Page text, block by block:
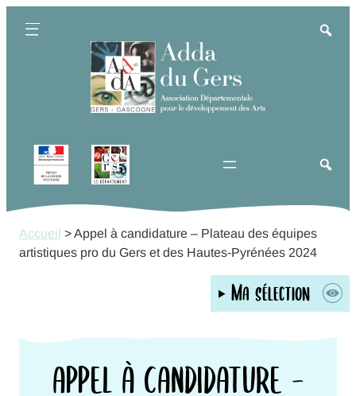
Accueil >Appel à candidature – Plateau des équipes
artistiques pro du Gers et des Hautes-Pyrénées 2024
Ma sélection
APPEL À CANDIDATURE –